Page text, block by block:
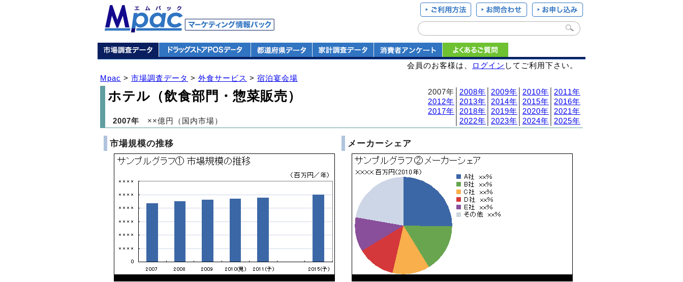
会員のお客様は、 ログイン してご利用下さい。
Mpac > 市場調査データ > 外食サービス > 宿泊宴会場
ホテル（飲食部門・惣菜販売） 2007年│ 2008年 2009年 2010年
2011年
2012年
2013年 2014年 2015年
2016年
2017年
2018年 2019年 2020年
2021年
2022年 2023年 2024年 2025年
2007年 ××億円（国内市場）
市場規模の推移 メーカーシェア